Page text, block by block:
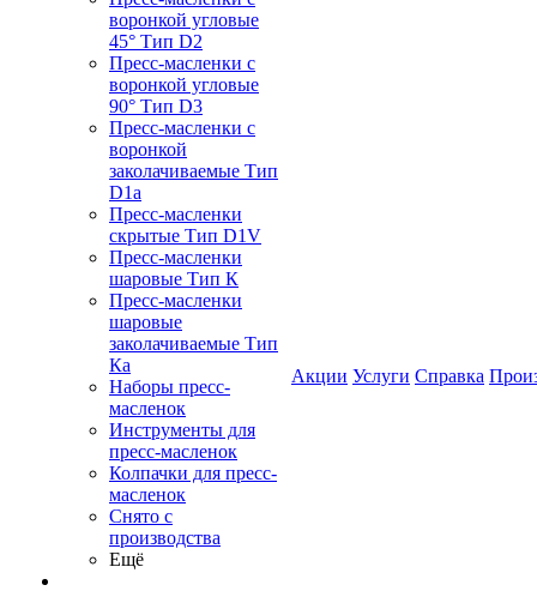
воронкой угловые
45° Тип D2
Пресс-масленки с
воронкой угловые
90° Тип D3
Пресс-масленки с
воронкой
заколачиваемые Тип
D1a
Пресс-масленки
скрытые Тип D1V
Пресс-масленки
шаровые Тип К
Пресс-масленки
шаровые
заколачиваемые Тип
Кa
Наборы пресс-
масленок
Инструменты для
пресс-масленок
Колпачки для пресс-
масленок
Снято с
производства
Ещё
Акции Услуги Справка